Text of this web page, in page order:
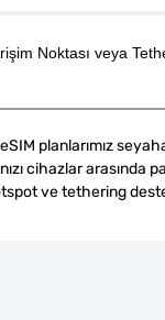
Noktası veya
planlarımız
cihazlar arasında
ve tethering